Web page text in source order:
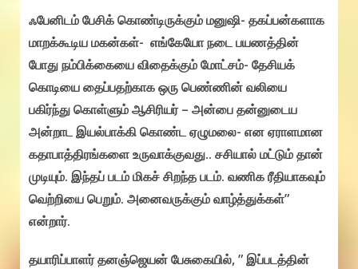
ஃபேனிடம் பேசிக் கொண்டிருக்கும் மனுஷி- தகப்பன்களாக
மாறக்கூடிய மகன்கள்- எங்கேயோ நடை பயணத்தின்
போது நம்பிக்கையை விதைக்கும் மோட்சம்- தேசியக்
கொடியை தைப்பதற்காக ஒரு பெண்ணின் வலியை
பகிர்ந்து கொள்ளும் ஆசிரியர் – அன்பை தன்னுடைய
அன்றாட இயல்பாக்கி கொண்ட ஏழுமலை- என ஏராளமான
கதாபாத்திரங்களை உருவாக்குவது.. சசியால் மட்டும் தான்
முடியும். இந்தப் படம் மிகச் சிறந்த படம். வணிக ரீதியாகவும்
வெற்றியை பெறும். அனைவருக்கும் வாழ்த்துக்கள்”
என்றார்.
தயாரிப்பாளர் தனஞ்ஜெயன் பேசுகையில், ” இப்படத்தின்